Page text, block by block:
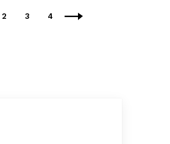
2 3 4